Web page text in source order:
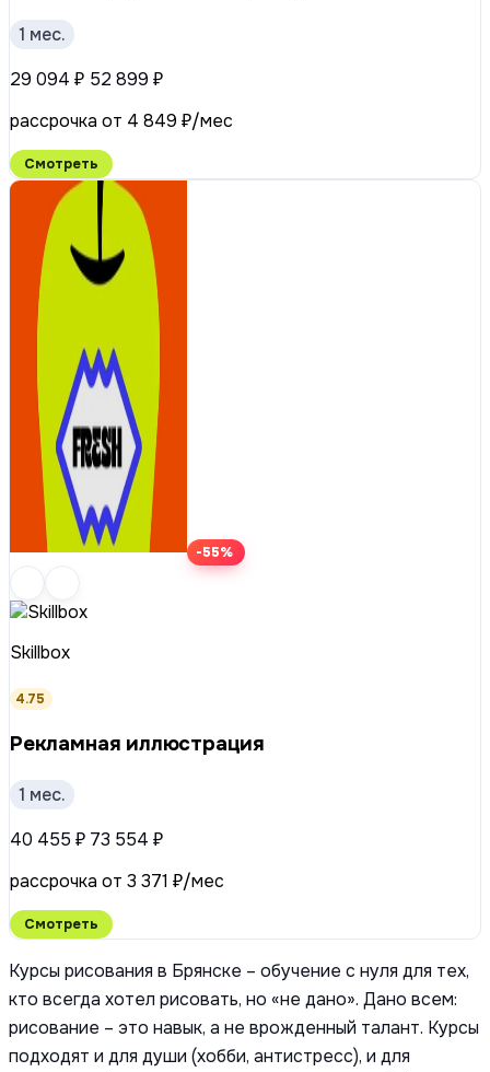
1 мес.
29 094 ₽ 52 899 ₽
рассрочка от 4 849 ₽/мес
Смотреть
-55%
Skillbox
4.75
Рекламная иллюстрация
1 мес.
40 455 ₽ 73 554 ₽
рассрочка от 3 371 ₽/мес
Смотреть
Курсы рисования в Брянске – обучение с нуля для тех,
кто всегда хотел рисовать, но «не дано». Дано всем:
рисование – это навык, а не врожденный талант. Курсы
подходят и для души (хобби, антистресс), и для